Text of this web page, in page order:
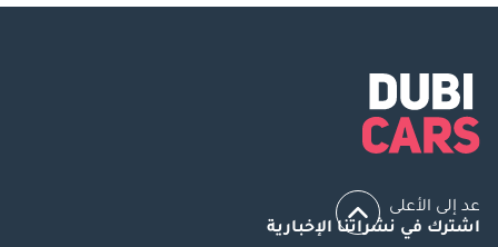
عد إلى الأعلى
اشترك في نشراتنا الإخبارية